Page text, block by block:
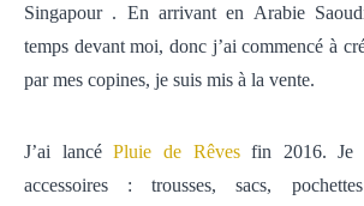
Singapour . En arrivant en Arabie
temps devant moi, donc j’ai commencé à
par mes copines, je suis mis à la vente.
J’ai lancéPluie de Rêvesfin 2016. Je
accessoires : trousses, sacs,